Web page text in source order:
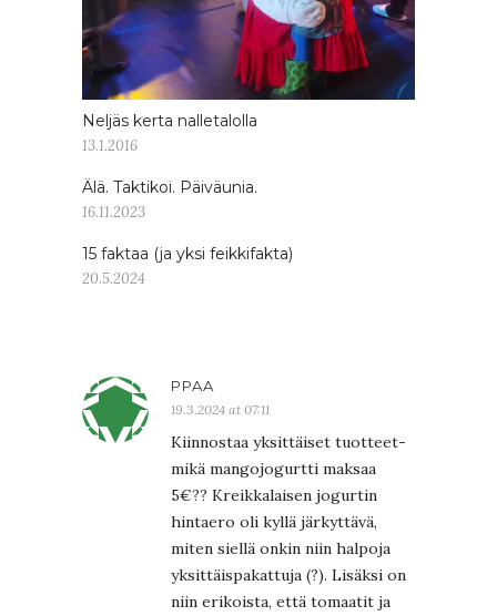
Neljäs kerta nalletalolla
13.1.2016
Älä. Taktikoi. Päiväunia.
16.11.2023
15 faktaa (ja yksi feikkifakta)
20.5.2024
PPAA
19.3.2024 at 07:11
Kiinnostaa yksittäiset tuotteet-
mikä mangojogurtti maksaa
5€?? Kreikkalaisen jogurtin
hintaero oli kyllä järkyttävä,
miten siellä onkin niin halpoja
yksittäispakattuja (?). Lisäksi on
niin erikoista, että tomaatit ja